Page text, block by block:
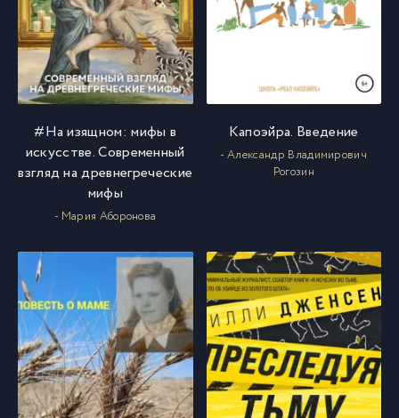
#На изящном: мифы в
искусстве. Современный
взгляд на древнегреческие
мифы
- Мария Аборонова
Капоэйра. Введение
- Александр Владимирович
Рогозин